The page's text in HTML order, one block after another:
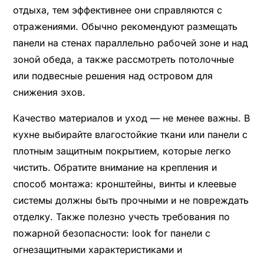
отдыха, тем эффективнее они справляются с
отражениями. Обычно рекомендуют размещать
панели на стенах параллельно рабочей зоне и над
зоной обеда, а также рассмотреть потолочные
или подвесные решения над островом для
снижения эхов.
Качество материалов и уход — не менее важны. В
кухне выбирайте влагостойкие ткани или панели с
плотным защитным покрытием, которые легко
чистить. Обратите внимание на крепления и
способ монтажа: кронштейны, винты и клеевые
системы должны быть прочными и не повреждать
отделку. Также полезно учесть требования по
пожарной безопасности: look for панели с
огнезащитными характеристиками и